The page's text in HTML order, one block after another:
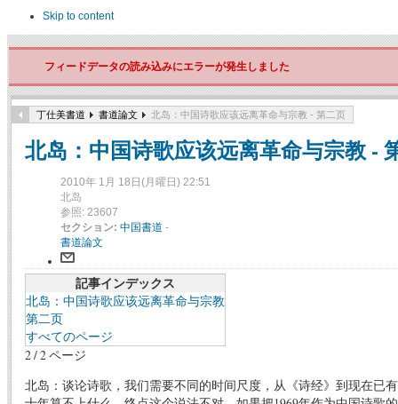
Skip to content
フィードデータの読み込みにエラーが発生しました
丁仕美書道 書道論文 北岛：中国诗歌应该远离革命与宗教 - 第二页
北岛：中国诗歌应该远离革命与宗教 -
2010年 1月 18日(月曜日) 22:51
北岛
参照: 23607
セクション: 中国書道 -
書道論文
記事インデックス
北岛：中国诗歌应该远离革命与宗教
第二页
すべてのページ
2 / 2 ページ
北岛：谈论诗歌，我们需要不同的时间尺度，从《诗经》到现在已